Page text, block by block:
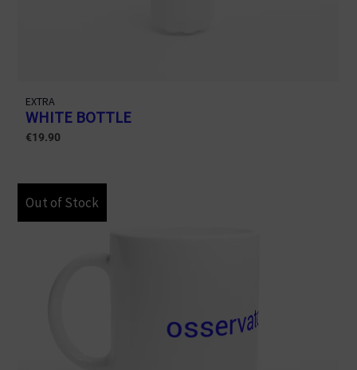
EXTRA
WHITE BOTTLE
€19.90
Out of Stock